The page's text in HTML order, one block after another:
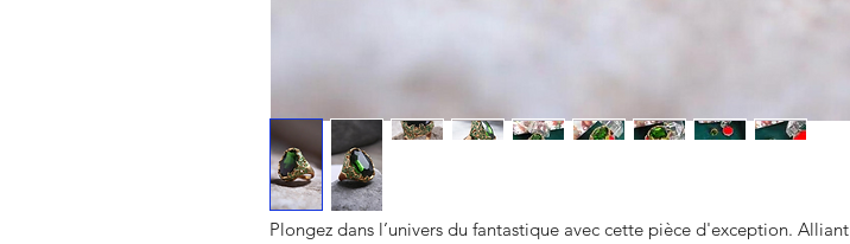
Plongez dans l’univers du fantastique avec cette pièce d'exception. Alliant